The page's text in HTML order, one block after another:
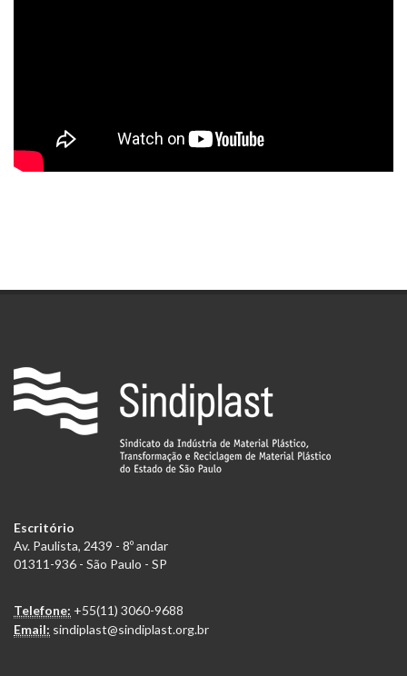
Escritório
Av. Paulista, 2439 - 8º andar
01311-936 - São Paulo - SP
Telefone: +55(11) 3060-9688
Email: sindiplast@sindiplast.org.br